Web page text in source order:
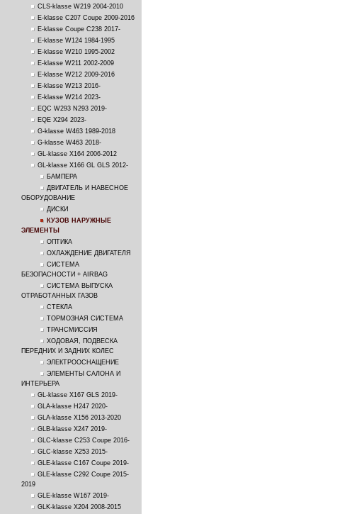
CLS-klasse W219 2004-2010
E-klasse C207 Coupe 2009-2016
E-klasse Coupe C238 2017-
E-klasse W124 1984-1995
E-klasse W210 1995-2002
E-klasse W211 2002-2009
E-klasse W212 2009-2016
E-klasse W213 2016-
E-klasse W214 2023-
EQC W293 N293 2019-
EQE X294 2023-
G-klasse W463 1989-2018
G-klasse W463 2018-
GL-klasse X164 2006-2012
GL-klasse X166 GL GLS 2012-
БАМПЕРА
ДВИГАТЕЛЬ И НАВЕСНОЕ
ОБОРУДОВАНИЕ
ДИСКИ
КУЗОВ НАРУЖНЫЕ
ЭЛЕМЕНТЫ
ОПТИКА
ОХЛАЖДЕНИЕ ДВИГАТЕЛЯ
СИСТЕМА
БЕЗОПАСНОСТИ + AIRBAG
СИСТЕМА ВЫПУСКА
ОТРАБОТАННЫХ ГАЗОВ
СТЕКЛА
ТОРМОЗНАЯ СИСТЕМА
ТРАНСМИССИЯ
ХОДОВАЯ, ПОДВЕСКА
ПЕРЕДНИХ И ЗАДНИХ КОЛЕС
ЭЛЕКТРООСНАЩЕНИЕ
ЭЛЕМЕНТЫ САЛОНА И
ИНТЕРЬЕРА
GL-klasse X167 GLS 2019-
GLA-klasse H247 2020-
GLA-klasse X156 2013-2020
GLB-klasse X247 2019-
GLC-klasse C253 Coupe 2016-
GLC-klasse X253 2015-
GLE-klasse C167 Coupe 2019-
GLE-klasse C292 Coupe 2015-
2019
GLE-klasse W167 2019-
GLK-klasse X204 2008-2015